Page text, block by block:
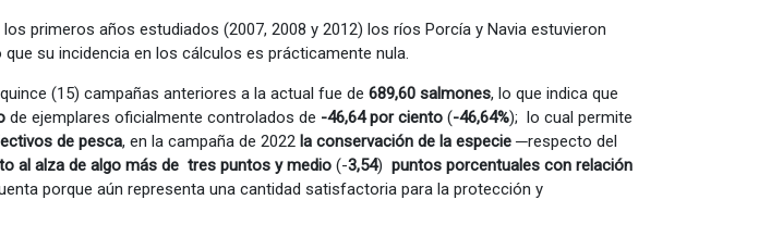
primeros años estudiados (2007, 2008 y 2012) los ríos Porcía y Navia estuvieron
su incidencia en los cálculos es prácticamente nula.
(15) campañas anteriores a la actual fue de 689,60 salmones, lo que indica que
de ejemplares oficialmente controlados de -46,64 por ciento (-46,64%); lo cual permite
de pesca, en la campaña de 2022 la conservación de la especie ─respecto del
al alza de algo más de tres puntos y medio (-3,54) puntos porcentuales con relación
porque aún representa una cantidad satisfactoria para la protección y